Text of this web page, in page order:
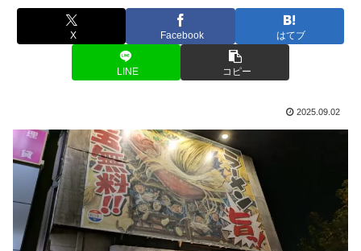
X Facebook はてブ
LINE コピー
2025.09.02